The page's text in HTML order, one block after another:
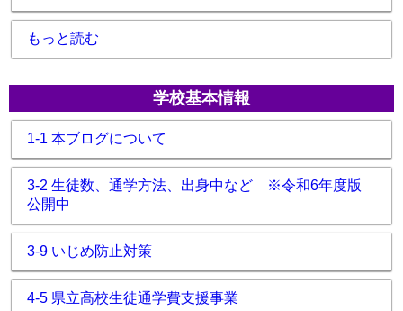
もっと読む
学校基本情報
1-1 本ブログについて
3-2 生徒数、通学方法、出身中など ※令和6年度版
公開中
3-9 いじめ防止対策
4-5 県立高校生徒通学費支援事業